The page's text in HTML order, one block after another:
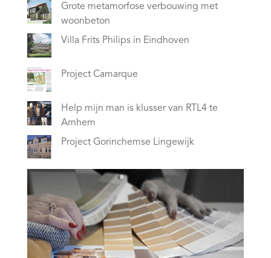
Grote metamorfose verbouwing met
woonbeton
Villa Frits Philips in Eindhoven
Project Camarque
Help mijn man is klusser van RTL4 te
Arnhem
Project Gorinchemse Lingewijk